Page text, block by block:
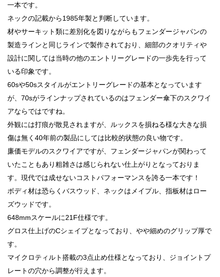
一本です。
ネックの記載から1985年製と判断しています。
材やサーキット類に差別化を図りながらもフェンダージャパンの
製造ラインと同じラインで製作されており、細部のクオリティや
設計に関しては当時の他のエントリーグレードの一歩先を行って
いる印象です。
60sや50sスタイルがエントリーグレードの基本となっています
が、70sがラインナップされているのはフェンダー傘下のスクワイ
アならではですね。
外観には打痕が散見されますが、ルックスを損ねる様な大きな損
傷は無く40年前の製品にしては比較的状態の良い物です。
廉価モデルのスクワイアですが、フェンダージャパンが関わって
いたこともあり粗雑さは感じられない仕上がりとなっておりま
す。現代では成せないコストパフォーマンスを誇る一本です！
ボディ材は恐らくバスウッド、ネックはメイプル、指板材はロー
ズウッドです。
648mmスケールに21F仕様です。
グロス仕上げのCシェイプとなっており、やや細めのグリップ厚で
す。
マイクロティルト搭載の3点止め仕様となっており、ジョイントプ
レートの穴から調整が行えます。